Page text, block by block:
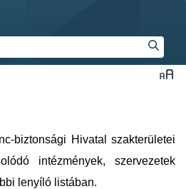
biztonsági Hivatal szakterületei
intézmények, szervezetek
lenyíló listában.
Szövetsége (MUISZ)
Egyetem (NKE)
Hivatala (SZTNH)
és Testmozgás Platform